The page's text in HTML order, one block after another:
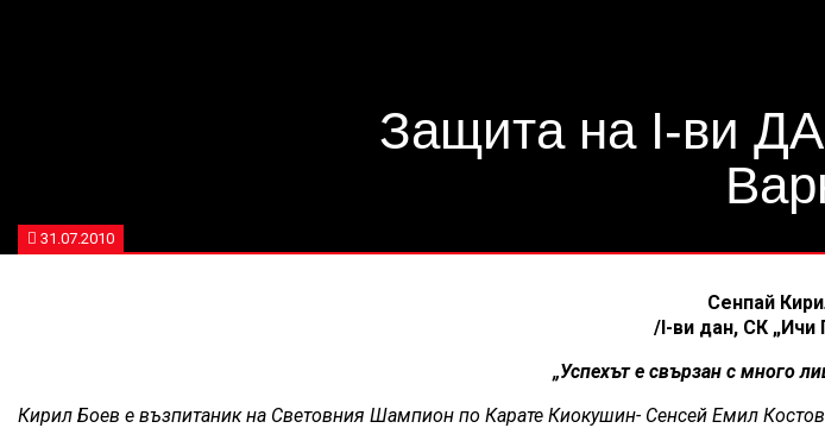
Защита на I-ви
31.07.2010
Сенпай
/I-ви дан, СК „Ичи
„Успехът е свързан с много
Кирил Боев е възпитаник на Световния Шампион по Карате Киокушин- Сенсей Емил